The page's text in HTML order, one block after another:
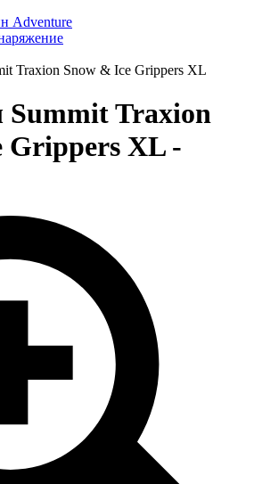
Adventure
Traxion Snow & Ice Grippers XL
Summit Traxion
Grippers XL -